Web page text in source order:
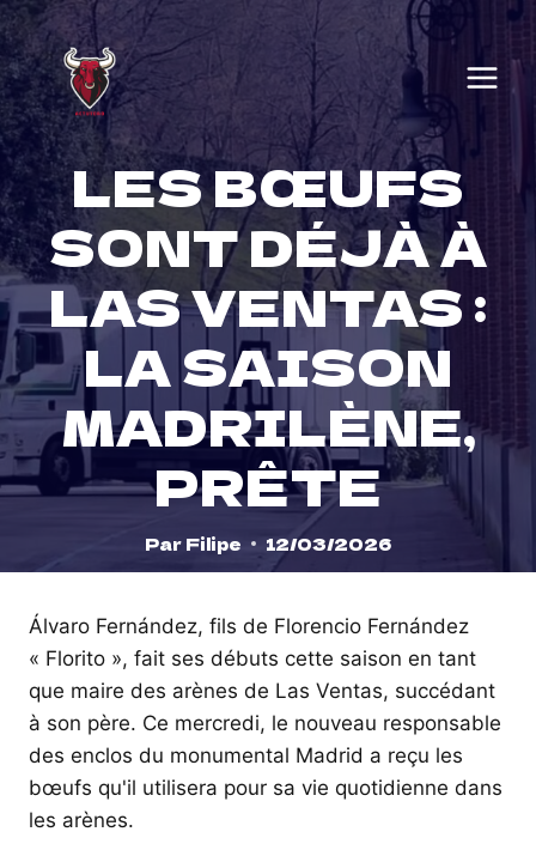
Skip
to
content
LES BŒUFS
SONT DÉJÀ À
LAS VENTAS :
LA SAISON
MADRILÈNE,
PRÊTE
Par Filipe 12/03/2026
Álvaro Fernández, fils de Florencio Fernández
« Florito », fait ses débuts cette saison en tant
que maire des arènes de Las Ventas, succédant
à son père. Ce mercredi, le nouveau responsable
des enclos du monumental Madrid a reçu les
bœufs qu'il utilisera pour sa vie quotidienne dans
les arènes.